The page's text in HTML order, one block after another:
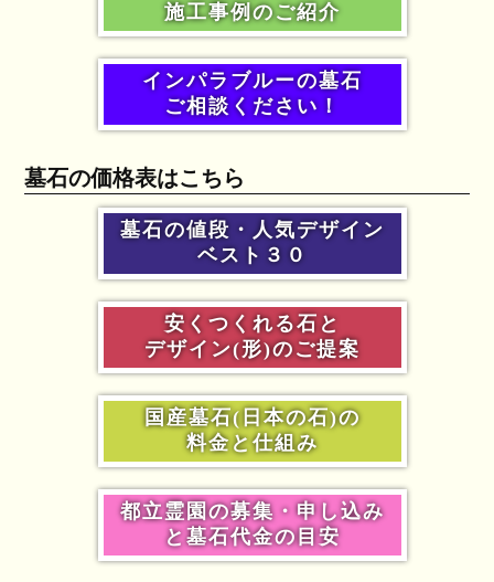
施工事例のご紹介
インパラブルーの墓石
ご相談ください！
墓石の価格表はこちら
墓石の値段・人気デザイン
ベスト３０
安くつくれる石と
デザイン(形)のご提案
国産墓石(日本の石)の
料金と仕組み
都立霊園の募集・申し込み
と墓石代金の目安